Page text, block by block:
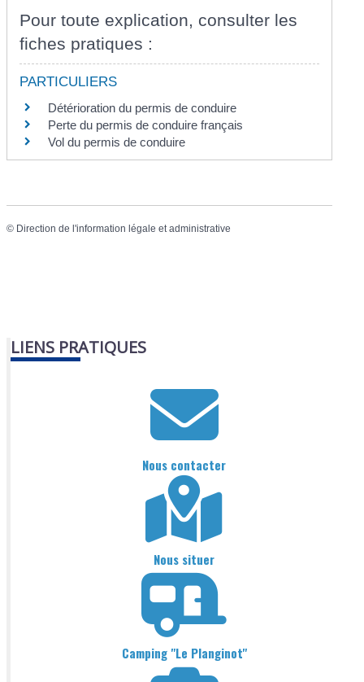
Pour toute explication, consulter les
fiches pratiques :
PARTICULIERS
Détérioration du permis de conduire
Perte du permis de conduire français
Vol du permis de conduire
© Direction de l'information légale et administrative
LIENS PRATIQUES
Nous contacter
Nous situer
Camping "Le Planginot"